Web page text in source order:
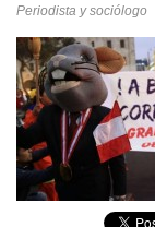
Periodista y sociólogo